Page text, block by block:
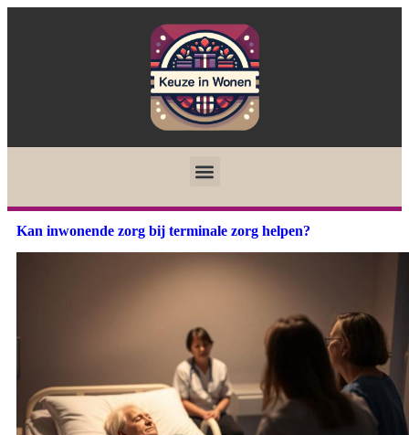
Kan inwonende zorg bij terminale zorg helpen?